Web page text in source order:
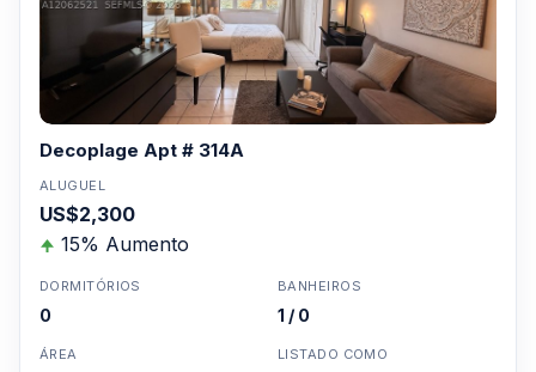
Decoplage Apt # 314A
ALUGUEL
US$2,300
15% Aumento
DORMITÓRIOS
0
BANHEIROS
1 / 0
ÁREA LISTADO COMO